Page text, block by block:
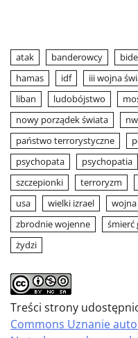
atak banderowcy
hamas
idf iii wojna
liban
ludobójstwo
nowy porządek świata
państwo terrorystyczne
psychopata
psychopatia
szczepionki
terroryzm
usa
wielki izrael wojna
zbrodnie wojenne
śmierć
żydzi
Treści strony
Commons Uznanie